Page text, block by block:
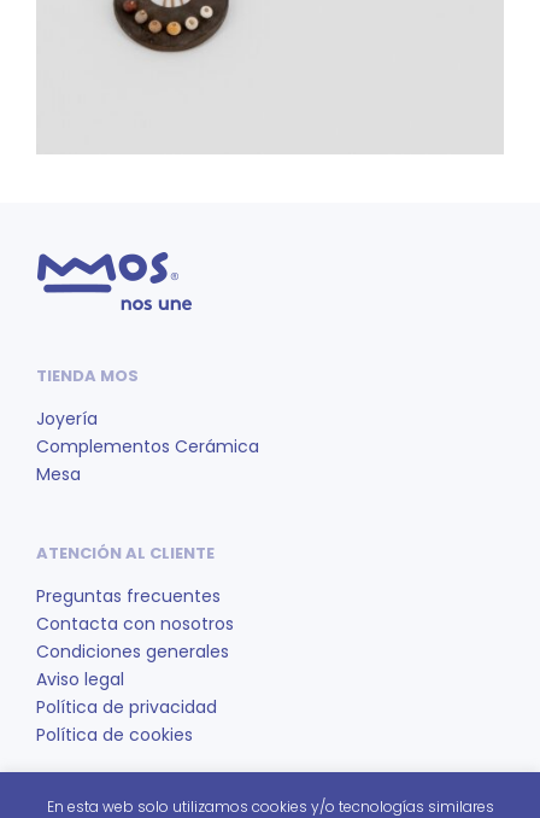
TIENDA MOS
Joyería
Complementos Cerámica
Mesa
ATENCIÓN AL CLIENTE
Preguntas frecuentes
Contacta con nosotros
Condiciones generales
Aviso legal
Política de privacidad
Política de cookies
REDES SOCIALES
En esta web solo utilizamos cookies y/o tecnologías similares